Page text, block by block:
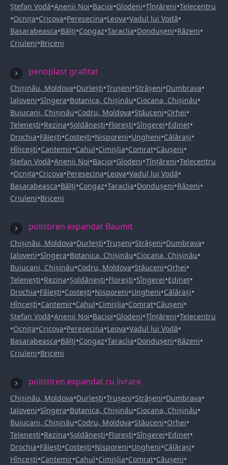
Ștefan Vodă•Anenii Noi•Bacioi•Glodeni•Țînțăreni•Telecentru
•Ocnița•Cricova•Peresecina•Leova•Vadul lui Vodă•
Basarabeasca•Bălți•Congaz•Taraclia•Dondușeni•Răzeni•
Criuleni•Briceni
penoplast grafitat
Chișinău, Moldova•Durlești•Trușeni•Strășeni•Dumbrava•
Ialoveni•Sîngera•Botanica, Chișinău•Ciocana, Chișinău•
Buiucani, Chișinău•Codru, Moldova•Stăuceni•Orhei•
Telenești•Rezina•Șoldănești•Florești•Sîngerei•Edineț•
Drochia•Fălești•Costești•Nisporeni•Ungheni•Călărași•
Hîncești•Cantemir•Cahul•Cimișlia•Comrat•Căușeni•
Ștefan Vodă•Anenii Noi•Bacioi•Glodeni•Țînțăreni•Telecentru
•Ocnița•Cricova•Peresecina•Leova•Vadul lui Vodă•
Basarabeasca•Bălți•Congaz•Taraclia•Dondușeni•Răzeni•
Criuleni•Briceni
polistiren expandat Baumit
Chișinău, Moldova•Durlești•Trușeni•Strășeni•Dumbrava•
Ialoveni•Sîngera•Botanica, Chișinău•Ciocana, Chișinău•
Buiucani, Chișinău•Codru, Moldova•Stăuceni•Orhei•
Telenești•Rezina•Șoldănești•Florești•Sîngerei•Edineț•
Drochia•Fălești•Costești•Nisporeni•Ungheni•Călărași•
Hîncești•Cantemir•Cahul•Cimișlia•Comrat•Căușeni•
Ștefan Vodă•Anenii Noi•Bacioi•Glodeni•Țînțăreni•Telecentru
•Ocnița•Cricova•Peresecina•Leova•Vadul lui Vodă•
Basarabeasca•Bălți•Congaz•Taraclia•Dondușeni•Răzeni•
Criuleni•Briceni
polistiren expandat cu livrare
Chișinău, Moldova•Durlești•Trușeni•Strășeni•Dumbrava•
Ialoveni•Sîngera•Botanica, Chișinău•Ciocana, Chișinău•
Buiucani, Chișinău•Codru, Moldova•Stăuceni•Orhei•
Telenești•Rezina•Șoldănești•Florești•Sîngerei•Edineț•
Drochia•Fălești•Costești•Nisporeni•Ungheni•Călărași•
Hîncești•Cantemir•Cahul•Cimișlia•Comrat•Căușeni•